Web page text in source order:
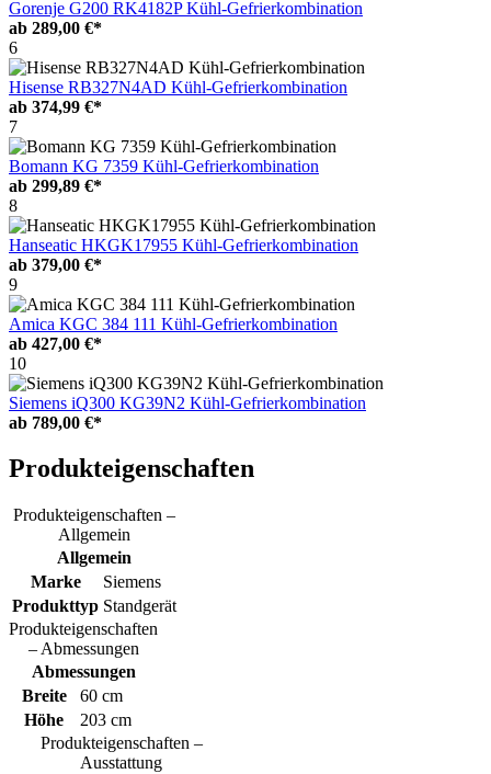
Gorenje G200 RK4182P Kühl-Gefrierkombination
ab 289,00 €*
6
Hisense RB327N4AD Kühl-Gefrierkombination
ab 374,99 €*
7
Bomann KG 7359 Kühl-Gefrierkombination
ab 299,89 €*
8
Hanseatic HKGK17955 Kühl-Gefrierkombination
ab 379,00 €*
9
Amica KGC 384 111 Kühl-Gefrierkombination
ab 427,00 €*
10
Siemens iQ300 KG39N2 Kühl-Gefrierkombination
ab 789,00 €*
Produkteigenschaften
Produkteigenschaften –
Allgemein
Allgemein
Marke
Siemens
Produkttyp Standgerät
Produkteigenschaften
– Abmessungen
Abmessungen
Breite
60 cm
Höhe
203 cm
Produkteigenschaften –
Ausstattung